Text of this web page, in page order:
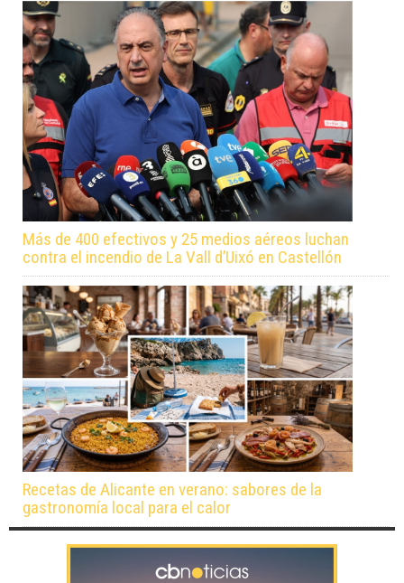
Más de 400 efectivos y 25 medios aéreos luchan
contra el incendio de La Vall d’Uixó en Castellón
Recetas de Alicante en verano: sabores de la
gastronomía local para el calor